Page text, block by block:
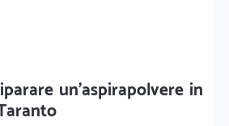
un'aspirapolvere in